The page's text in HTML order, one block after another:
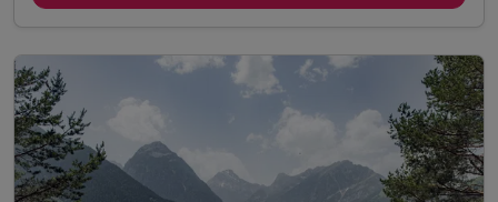
inkl. Ermäßigung Karwendel Bergbahn***
inkl. Ermäßigung Achenseeschifffahrt***
Tipp: Brötchenservice auf Bestellung
Tipp: Surfschule Achensee
Tipp: Adlerhorst Aussichtsplattform